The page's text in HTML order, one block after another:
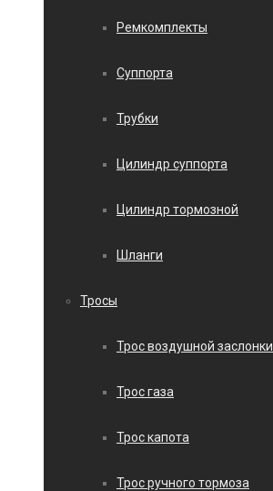
Ремкомплекты
Суппорта
Трубки
Цилиндр суппорта
Цилиндр тормозной
Шланги
Тросы
Трос воздушной заслонки
Трос газа
Трос капота
Трос ручного тормоза